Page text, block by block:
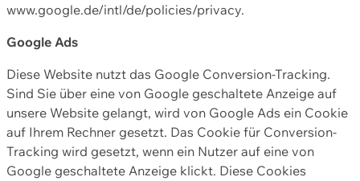
www.google.de/intl/de/policies/privacy.
Google Ads
Diese Website nutzt das Google Conversion-Tracking.
Sind Sie über eine von Google geschaltete Anzeige auf
unsere Website gelangt, wird von Google Ads ein Cookie
auf Ihrem Rechner gesetzt. Das Cookie für Conversion-
Tracking wird gesetzt, wenn ein Nutzer auf eine von
Google geschaltete Anzeige klickt. Diese Cookies